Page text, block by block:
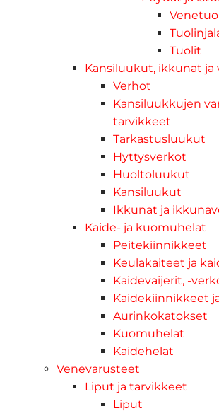
Tuolit
Kansiluukut, ikkunat ja
Verhot
Kansiluukkujen
tarvikkeet
Tarkastusluukut
Hyttysverkot
Huoltoluukut
Kansiluukut
Ikkunat ja
Kaide- ja kuomuhelat
Peitekiinnikkeet
Keulakaiteet ja
Kaidevaijerit, -
Kaidekiinnikkeet
Aurinkokatokset
Kuomuhelat
Kaidehelat
Venevarusteet
Liput ja tarvikkeet
Liput